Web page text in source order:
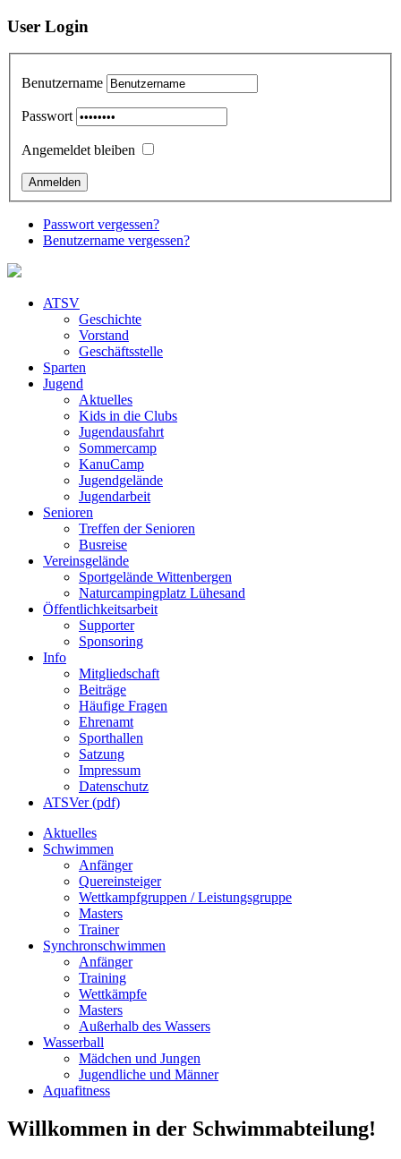
User Login
Benutzername
Passwort
Angemeldet bleiben
Passwort vergessen?
Benutzername vergessen?
ATSV
Geschichte
Vorstand
Geschäftsstelle
Sparten
Jugend
Aktuelles
Kids in die Clubs
Jugendausfahrt
Sommercamp
KanuCamp
Jugendgelände
Jugendarbeit
Senioren
Treffen der Senioren
Busreise
Vereinsgelände
Sportgelände Wittenbergen
Naturcampingplatz Lühesand
Öffentlichkeitsarbeit
Supporter
Sponsoring
Info
Mitgliedschaft
Beiträge
Häufige Fragen
Ehrenamt
Sporthallen
Satzung
Impressum
Datenschutz
ATSVer (pdf)
Aktuelles
Schwimmen
Anfänger
Quereinsteiger
Wettkampfgruppen / Leistungsgruppe
Masters
Trainer
Synchronschwimmen
Anfänger
Training
Wettkämpfe
Masters
Außerhalb des Wassers
Wasserball
Mädchen und Jungen
Jugendliche und Männer
Aquafitness
Willkommen in der Schwimmabteilung!